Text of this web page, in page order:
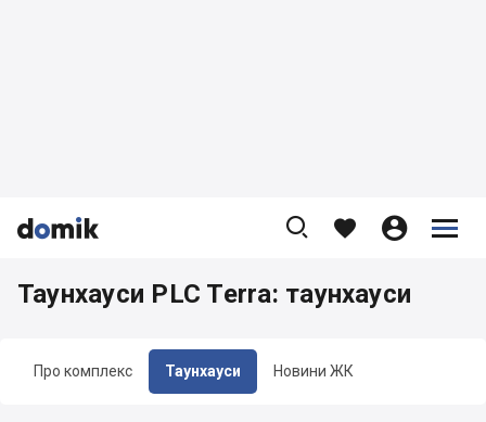


    


Про комплекс Таунхауси Новини ЖК
Таунхауси PLC Terra: таунхауси